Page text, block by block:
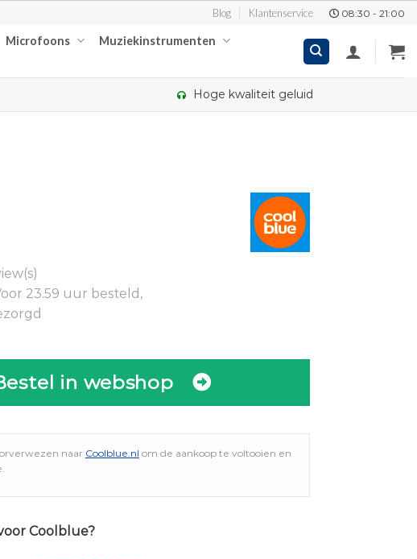
Blog Klantenservice 08:30 - 21:00
Microfoons Muziekinstrumenten
Hoge kwaliteit geluid
23.59 uur besteld,
in webshop
naar Coolblue.nl om de aankoop te voltooien en
Coolblue?